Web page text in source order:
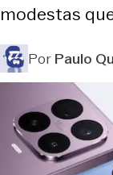
modestas
PorPaulo